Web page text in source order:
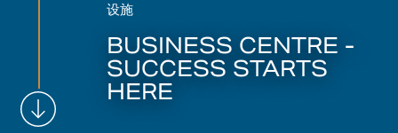
设施
BUSINESS CENTRE -
SUCCESS STARTS
HERE